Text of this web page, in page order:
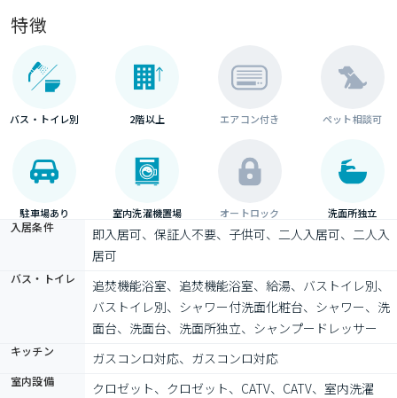
特徴
バス・トイレ別 2階以上 エアコン付き ペット相談可
駐車場あり 室内洗濯機置場 オートロック 洗面所独立
入居条件
即入居可、保証人不要、子供可、二人入居可、二人入
居可
バス・トイレ
追焚機能浴室、追焚機能浴室、給湯、バストイレ別、
バストイレ別、シャワー付洗面化粧台、シャワー、洗
面台、洗面台、洗面所独立、シャンプードレッサー
キッチン ガスコンロ対応、ガスコンロ対応
室内設備
クロゼット、クロゼット、CATV、CATV、室内洗濯